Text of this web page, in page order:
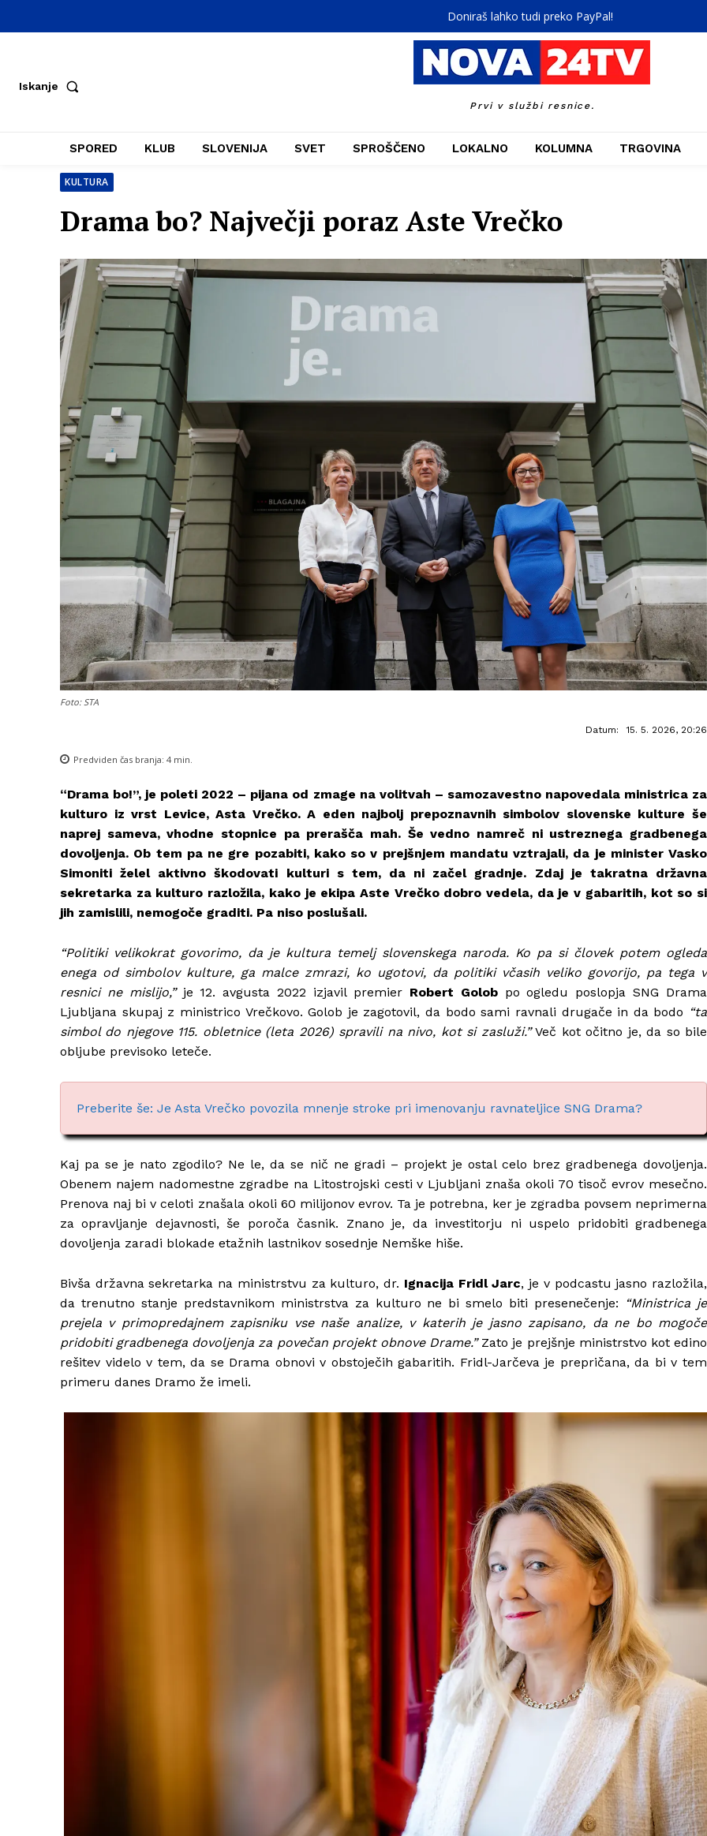
Doniraš lahko tudi preko PayPal!
Iskanje
Prvi v službi resnice.
SPORED KLUB SLOVENIJA SVET SPROŠČENO LOKALNO KOLUMNA TRGOVINA
KULTURA
Drama bo? Največji poraz Aste Vrečko
Foto: STA
Datum: 15. 5. 2026, 20:26
Predviden čas branja: 4 min.
“Drama bo!”, je poleti 2022 – pijana od zmage na volitvah – samozavestno napovedala ministrica za
kulturo iz vrst Levice, Asta Vrečko. A eden najbolj prepoznavnih simbolov slovenske kulture še
naprej sameva, vhodne stopnice pa prerašča mah. Še vedno namreč ni ustreznega gradbenega
dovoljenja. Ob tem pa ne gre pozabiti, kako so v prejšnjem mandatu vztrajali, da je minister Vasko
Simoniti želel aktivno škodovati kulturi s tem, da ni začel gradnje. Zdaj je takratna državna
sekretarka za kulturo razložila, kako je ekipa Aste Vrečko dobro vedela, da je v gabaritih, kot so si
jih zamislili, nemogoče graditi. Pa niso poslušali.
“Politiki velikokrat govorimo, da je kultura temelj slovenskega naroda. Ko pa si človek potem ogleda
enega od simbolov kulture, ga malce zmrazi, ko ugotovi, da politiki včasih veliko govorijo, pa tega v
resnici ne mislijo,”je 12. avgusta 2022 izjavil premier Robert Golobpo ogledu poslopja SNG Drama
Ljubljana skupaj z ministrico Vrečkovo. Golob je zagotovil, da bodo sami ravnali drugače in da bodo “ta
simbol do njegove 115. obletnice (leta 2026) spravili na nivo, kot si zasluži.”Več kot očitno je, da so bile
obljube previsoko leteče.
Preberite še: Je Asta Vrečko povozila mnenje stroke pri imenovanju ravnateljice SNG Drama?
Kaj pa se je nato zgodilo? Ne le, da se nič ne gradi – projekt je ostal celo brez gradbenega dovoljenja.
Obenem najem nadomestne zgradbe na Litostrojski cesti v Ljubljani znaša okoli 70 tisoč evrov mesečno.
Prenova naj bi v celoti znašala okoli 60 milijonov evrov. Ta je potrebna, ker je zgradba povsem neprimerna
za opravljanje dejavnosti, še poroča časnik. Znano je, da investitorju ni uspelo pridobiti gradbenega
dovoljenja zaradi blokade etažnih lastnikov sosednje Nemške hiše.
Bivša državna sekretarka na ministrstvu za kulturo, dr. Ignacija Fridl Jarc, je v podcastu jasno razložila,
da trenutno stanje predstavnikom ministrstva za kulturo ne bi smelo biti presenečenje:
“Ministrica je
prejela v primopredajnem zapisniku vse naše analize, v katerih je jasno zapisano, da ne bo mogoče
pridobiti gradbenega dovoljenja za povečan projekt obnove Drame.”Zato je prejšnje ministrstvo kot edino
rešitev videlo v tem, da se Drama obnovi v obstoječih gabaritih. Fridl-Jarčeva je prepričana, da bi v tem
primeru danes Dramo že imeli.